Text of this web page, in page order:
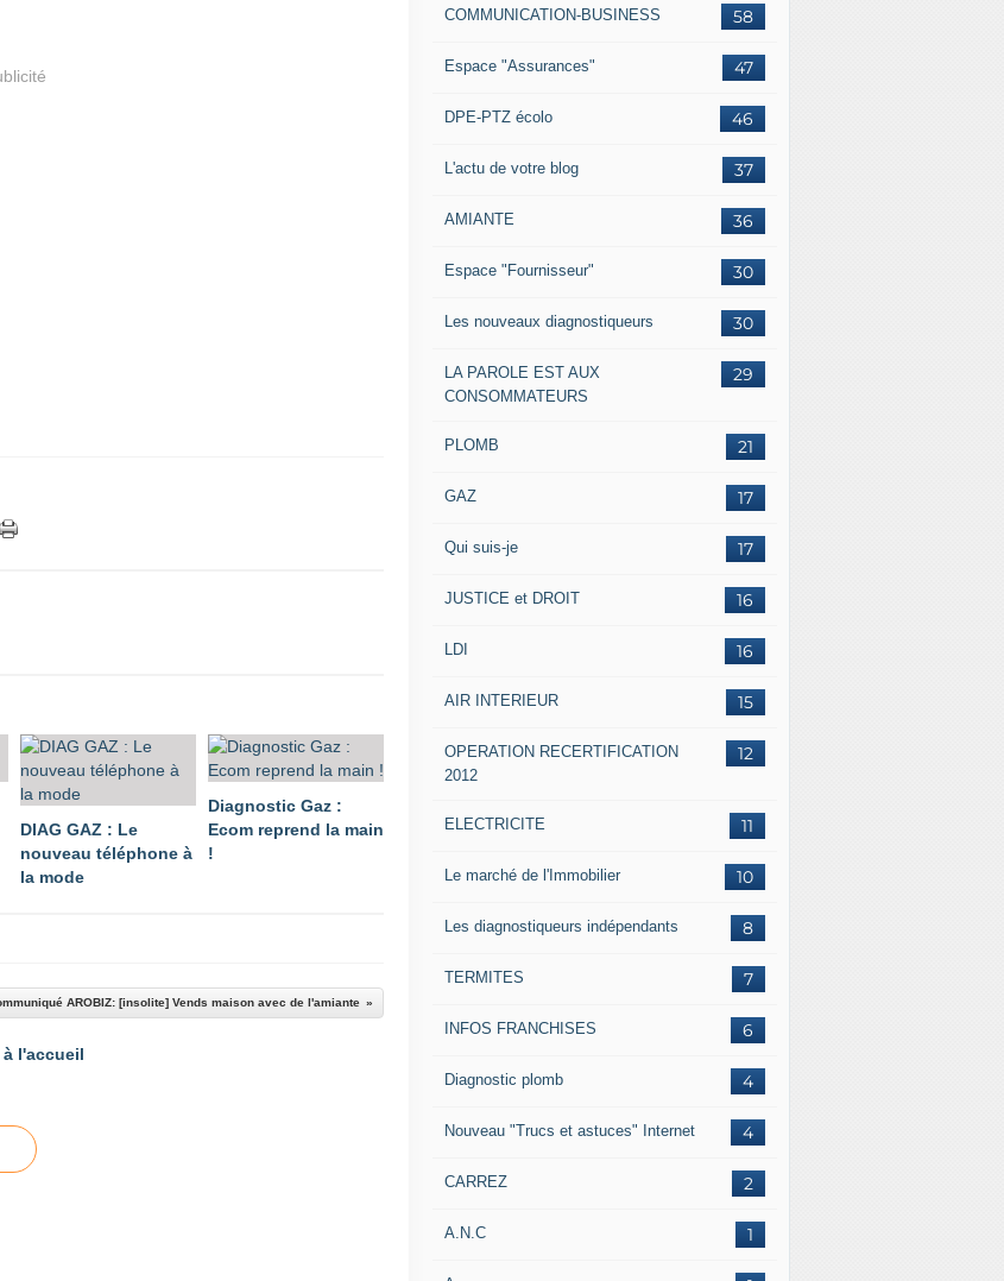
DIAG GAZ : Le
nouveau téléphone à
la mode
Diagnostic Gaz :
Ecom reprend la main
!
AROBIZ: [insolite] Vends maison avec de l'amiante
à l'accueil
58
COMMUNICATION-BUSINESS
47
Espace "Assurances"
46
DPE-PTZ écolo
37
L'actu de votre blog
36
AMIANTE
30
Espace "Fournisseur"
30
Les nouveaux diagnostiqueurs
29
LA PAROLE EST AUX
CONSOMMATEURS
21
PLOMB
17
GAZ
17
Qui suis-je
16
JUSTICE et DROIT
16
LDI
15
AIR INTERIEUR
12
OPERATION RECERTIFICATION
2012
11
ELECTRICITE
10
Le marché de l'Immobilier
8
Les diagnostiqueurs indépendants
7
TERMITES
6
INFOS FRANCHISES
4
Diagnostic plomb
4
Nouveau "Trucs et astuces" Internet
2
CARREZ
1
A.N.C